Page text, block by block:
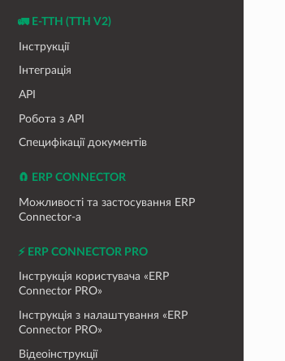
🚛 Е-ТТН (ТТН V2)
Інструкції
Інтеграція
API
Робота з API
Специфікації документів
🧲 ERP CONNECTOR
Можливості та застосування ERP
Connector-а
⚡ ERP CONNECTOR PRO
Інструкція користувача «ERP
Connector PRO»
Інструкція з налаштування «ERP
Connector PRO»
Відеоінструкції